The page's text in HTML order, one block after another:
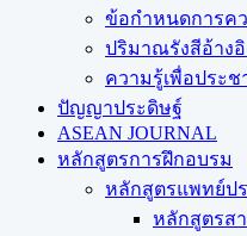
ข้อกำหนดการค
ปริมาณรังสีอ้างอิ
ความรู้เพื่อประ
ปัญญาประดิษฐ์
ASEAN JOURNAL
หลักสูตรการฝึกอบรม
หลักสูตรแพทย์ป
หลักสูตรส